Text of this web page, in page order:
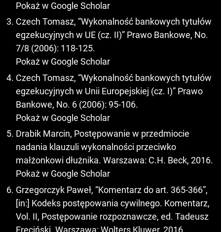
Pokaż w Google Scholar
Czech Tomasz, “Wykonalność bankowych tytułów
egzekucyjnych w UE (cz. II)” Prawo Bankowe, No.
7/8 (2006): 118-125.
Pokaż w Google Scholar
Czech Tomasz, “Wykonalność bankowych tytułów
egzekucyjnych w Unii Europejskiej (cz. I)” Prawo
Bankowe, No. 6 (2006): 95-106.
Pokaż w Google Scholar
Drabik Marcin, Postępowanie w przedmiocie
nadania klauzuli wykonalności przeciwko
małżonkowi dłużnika. Warszawa: C.H. Beck, 2016.
Pokaż w Google Scholar
Grzegorczyk Paweł, “Komentarz do art. 365-366”,
[in:] Kodeks postępowania cywilnego. Komentarz,
Vol. II, Postępowanie rozpoznawcze, ed. Tadeusz
Ereciński. Warszawa: Wolters Kluwer, 2016.